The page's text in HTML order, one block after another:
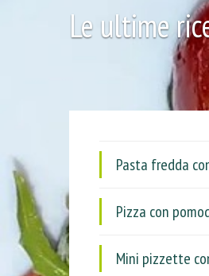
Le ultime
Pasta fredda
Pizza con
Mini pizzette